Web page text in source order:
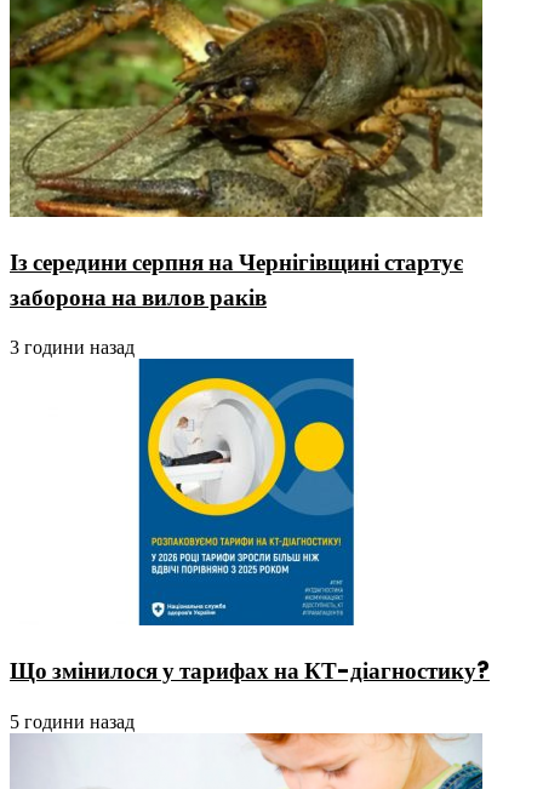
Із середини серпня на Чернігівщині стартує
заборона на вилов раків
3 години назад
Що змінилося у тарифах на КТ-діагностику?
5 години назад